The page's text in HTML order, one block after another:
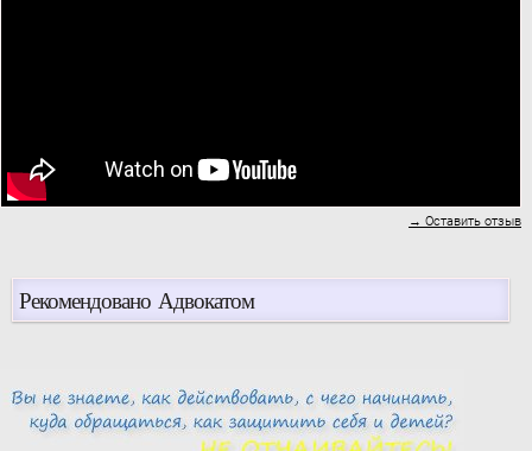
→ Оставить отзыв
Рекомендовано Адвокатом